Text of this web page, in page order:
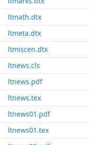
ltmath.dtx
ltmeta.dtx
ltmiscen.dtx
ltnews.cls
ltnews.pdf
ltnews.tex
ltnews01.pdf
ltnews01.tex